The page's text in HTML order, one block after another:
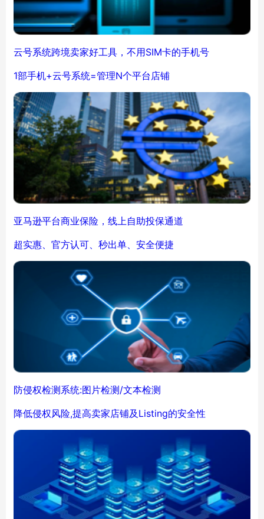
云号系统跨境卖家好工具，不用SIM卡的手机号
1部手机+云号系统=管理N个平台店铺
亚马逊平台商业保险，线上自助投保通道
超实惠、官方认可、秒出单、安全便捷
防侵权检测系统:图片检测/文本检测
降低侵权风险,提高卖家店铺及Listing的安全性